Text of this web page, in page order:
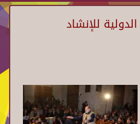
للإنشاد